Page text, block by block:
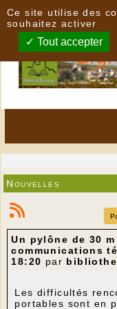
Nouvelles
Un pylône de 30
communications
18:20 par
Les difficultés
portables sont en
Ce site utilise des
souhaitez activer
Tout accepter